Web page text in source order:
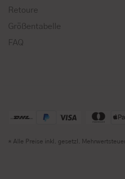
Retoure
Größentabelle
FAQ
* Alle Preise inkl. gesetzl.